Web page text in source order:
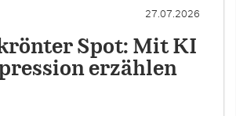
27.07.2026
Spot: Mit KI
erzählen